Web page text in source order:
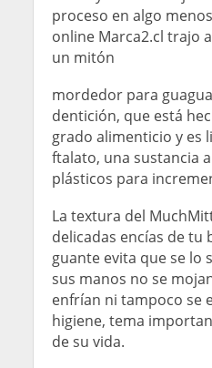
proceso en algo
online Marca2.cl trajo
un mitón
mordedor para
dentición, que está
grado alimenticio y es
ftalato, una sustancia
plásticos para
La textura del
delicadas encías de tu
guante evita que se lo
sus manos no se
enfrían ni tampoco se
higiene, tema
de su vida.